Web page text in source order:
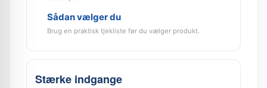
Sådan vælger du
Brug en praktisk tjekliste før du vælger produkt.
Stærke indgange